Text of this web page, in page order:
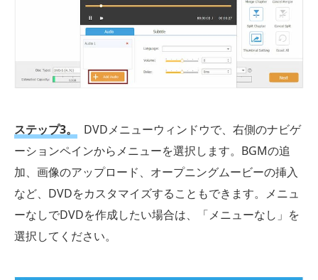
ステップ3。
DVDメニューウィンドウで、右側のナビゲ
ーションペインからメニューを選択します。BGMの追
加、画像のアップロード、オープニングムービーの挿入
など、DVDをカスタマイズすることもできます。メニュ
ーなしでDVDを作成したい場合は、「メニューなし」を
選択してください。